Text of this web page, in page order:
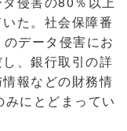
た。社会保障番
データ侵害にお
、銀行取引の詳
報などの財務情
にとどまってい